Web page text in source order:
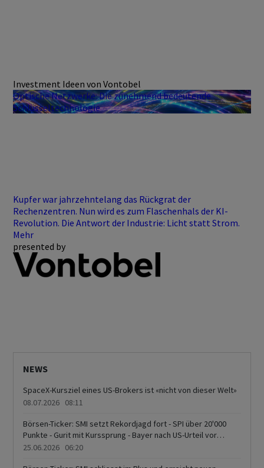
Investment Ideen von Vontobel
Optische Netzwerke: Die zunehmend bedeutende
Schlüsseltechnologie
Kupfer war jahrzehntelang das Rückgrat der
Rechenzentren. Nun wird es zum Flaschenhals der KI-
Revolution. Die Antwort der Industrie: Licht statt Strom.
Mehr
presented by
NEWS
SpaceX-Kursziel eines US-Brokers ist «nicht von dieser Welt»
08.07.2026 08:11
Börsen-Ticker: SMI setzt Rekordjagd fort - SPI über 20'000
Punkte - Gurit mit Kurssprung - Bayer nach US-Urteil vor
grösstem Tagesplus seit 2003
25.06.2026 06:20